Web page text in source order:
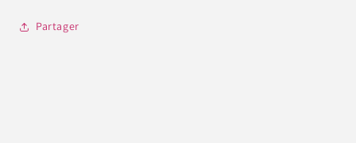
Fleur
Partager